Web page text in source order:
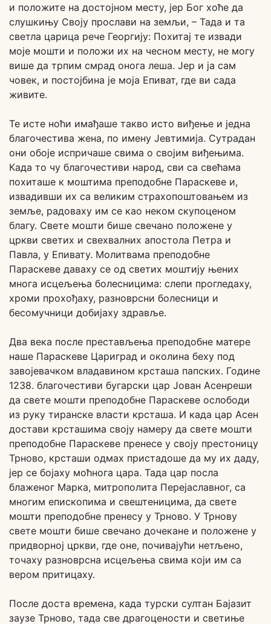
и положите на достојном месту, јер Бог хоће да
слушкињу Своју прослави на земљи, – Тада и та
светла царица рече Георгију: Похитај те извади
моје мошти и положи их на чесном месту, не могу
више да трпим смрад онога леша. Јер и ја сам
човек, и постојбина је моја Епиват, где ви сада
живите.
Те исте ноћи имађаше такво исто виђење и једна
благочестива жена, по имену Јевтимија. Сутрадан
они обоје испричаше свима о својим виђењима.
Када то чу благочестиви народ, сви са свећама
похиташе к моштима преподобне Параскеве и,
извадивши их са великим страхопоштовањем из
земље, радоваху им се као неком скупоценом
благу. Свете мошти бише свечано положене у
цркви светих и свехвалних апостола Петра и
Павла, у Епивату. Молитвама преподобне
Параскеве даваху се од светих моштију њених
многа исцељења болесницима: слепи прогледаху,
хроми прохођаху, разноврсни болесници и
бесомучници добијаху здравље.
Два века после престављења преподобне матере
наше Параскеве Цариград и околина беху под
завојевачком владавином крсташа папских. Године
1238. благочестиви бугарски цар Јован Асенреши
да свете мошти преподобне Параскеве ослободи
из руку тиранске власти крсташа. И када цар Асен
достави крсташима своју намеру да свете мошти
преподобне Параскеве пренесе у своју престоницу
Трново, крсташи одмах пристадоше да му их даду,
јер се бојаху моћнога цара. Тада цар посла
блаженог Марка, митрополита Перејаславног, са
многим епископима и свештеницима, да свете
мошти преподобне пренесу у Трново. У Трнову
свете мошти бише свечано дочекане и положене у
придворној цркви, где оне, почивајући нетљено,
точаху разноврсна исцељења свима који им са
вером притицаху.
После доста времена, када турски султан Бајазит
заузе Трново, тада све драгоцености и светиње